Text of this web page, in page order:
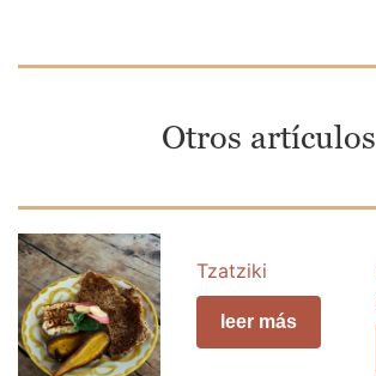
Otros artículos
Tzatziki
leer más